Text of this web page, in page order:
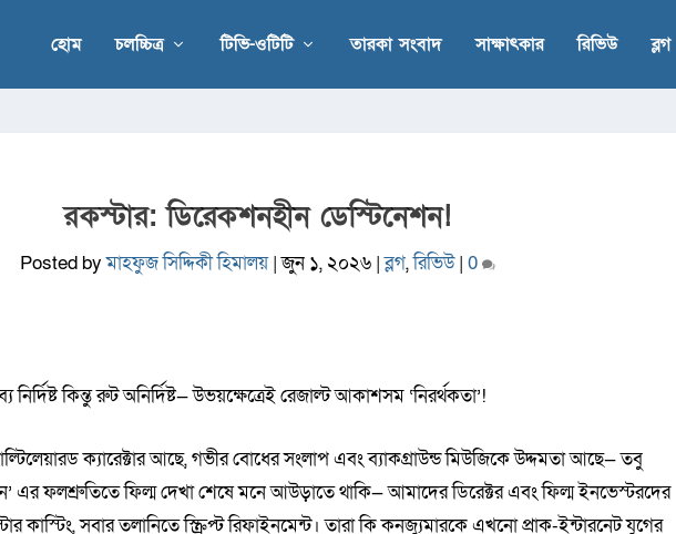
হোম চলচ্চিত্র টিভি-ওটিটি তারকা সংবাদ সাক্ষাৎকার রিভিউ ব্লগ
রকস্টার: ডিরেকশনহীন ডেস্টিনেশন!
Posted byমাহফুজ সিদ্দিকী হিমালয়|জুন ১, ২০২৬ |ব্লগ,রিভিউ|0
নির্দিষ্ট কিন্তু রুট অনির্দিষ্ট— উভয়ক্ষেত্রেই রেজাল্ট আকাশসম ‘নিরর্থকতা’!
ক্যারেক্টার আছে, গভীর বোধের সংলাপ এবং ব্যাকগ্রাউন্ড মিউজিকে উদ্দমতা আছে— তবু
এর ফলশ্রুতিতে ফিল্ম দেখা শেষে মনে আউড়াতে থাকি— আমাদের ডিরেক্টর এবং ফিল্ম ইনভেস্টরদের
কাস্টিং, সবার তলানিতে স্ক্রিপ্ট রিফাইনমেন্ট। তারা কি কনজ্যুমারকে এখনো প্রাক-ইন্টারনেট যুগের